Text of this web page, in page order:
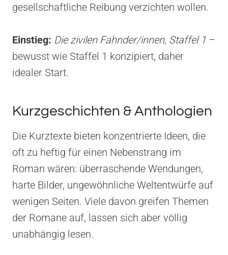
gesellschaftliche Reibung verzichten wollen.
Einstieg: Die zivilen Fahnder/innen, Staffel 1 –
bewusst wie Staffel 1 konzipiert, daher
idealer Start.
Kurzgeschichten & Anthologien
Die Kurztexte bieten konzentrierte Ideen, die
oft zu heftig für einen Nebenstrang im
Roman wären: überraschende Wendungen,
harte Bilder, ungewöhnliche Weltentwürfe auf
wenigen Seiten. Viele davon greifen Themen
der Romane auf, lassen sich aber völlig
unabhängig lesen.